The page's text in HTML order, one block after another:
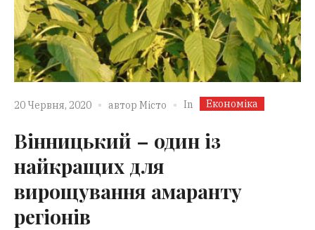
20 Червня, 2020 автор Місто In Економіка
Вінницький – один із
найкращих для
вирощування амаранту
регіонів